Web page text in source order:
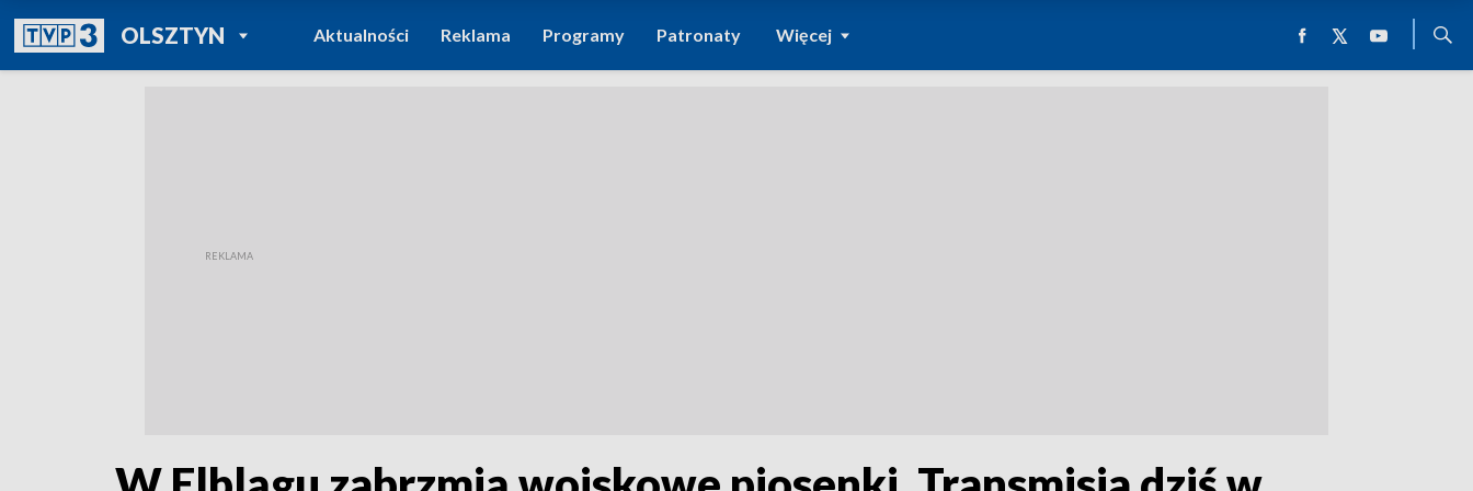
OLSZTYNPOWRÓT DO
TVP REGIONY
Aktualności Reklama Programy Patronaty Więcej